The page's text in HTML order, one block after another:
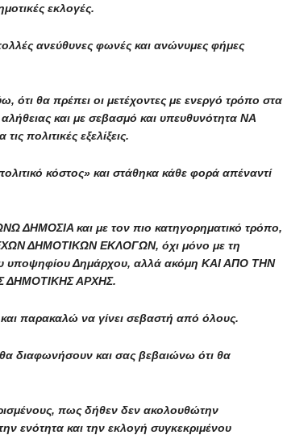
εκλογές.
ανεύθυνες φωνές και ανώνυμες φήμες
ότι θα πρέπει οι μετέχοντες με ενεργό τρόπο στα
και με σεβασμό και υπευθυνότητα ΝΑ
πολιτικές εξελίξεις.
κόστος» και στάθηκα κάθε φορά απέναντί
και με τον πιο κατηγορηματικό τρόπο,
ΔΗΜΟΤΙΚΩΝ ΕΚΛΟΓΩΝ, όχι μόνο με τη
υποψηφίου Δημάρχου, αλλά ακόμη ΚΑΙ ΑΠΟ ΤΗΝ
ΔΗΜΟΤΙΚΗΣ ΑΡΧΗΣ.
παρακαλώ να γίνει σεβαστή από όλους.
διαφωνήσουν και σας βεβαιώνω ότι θα
πως δήθεν δεν ακολουθώτην
ενότητα και την εκλογή συγκεκριμένου